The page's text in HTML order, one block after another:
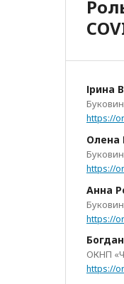
Ірина
https://
Олена
https://
Анна
https://
ОКНП
https://